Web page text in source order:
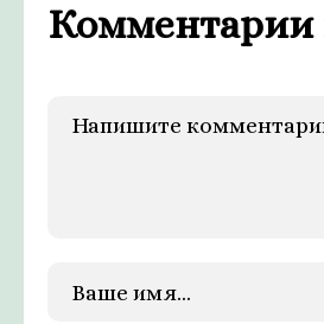
Комментарии